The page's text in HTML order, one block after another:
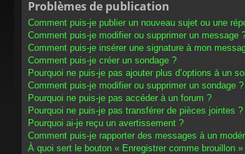
Problèmes de publication
Comment puis-je publier un nouveau sujet ou une
Comment puis-je modifier ou supprimer un message
Comment puis-je insérer une signature à mon
Comment puis-je créer un sondage ?
Pourquoi ne puis-je pas ajouter plus d’options à un
Comment puis-je modifier ou supprimer un sondage ?
Pourquoi ne puis-je pas accéder à un forum ?
Pourquoi ne puis-je pas transférer de pièces jointes ?
Pourquoi ai-je reçu un avertissement ?
Comment puis-je rapporter des messages à un
À quoi sert le bouton « Enregistrer comme brouillon